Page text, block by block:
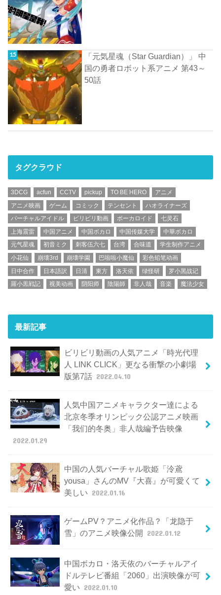
「元気星魂（Star Guardian）」 中
国の勇者ロボット系アニメ 第43～
50話
タグクラウド
3DCG acfun CCTV pickup TO BE HERO
アニメ
アニメ映画
ゲーム コミック テンセント
ハオライナーズ
バーチャルアイドル
ビリビリ動画 ボーカロイド
七灵石
上海震雷
中国アニメ 中国ボカロ 中国传媒大学
中華ボカロ
元气星魂
初音ミク 刺客伍六七 台湾 合味道
学生制作アニメ
小花仙
崩壊3rd 崩壊学園 巴啦啦小魔仙
彩色铅笔动画
日中合作
日本語訳 日清 東方 洛天依 绿怪研
罗小黑战记
羅小黒戦記
视美动画 阴阳师 陰陽師 非人哉 音楽 魔法少女
最新記事
ビリビリ動画の人気アニメ「時光代理
人 LINK CLICK」更なる衝撃の小劇場
版第7話 2022.04.10
人気中国アニメキャラクター達による
北京冬季オリンピック公認アニメ映画
「我们的冬奥」非人哉編予告映像
2022.01.29
中国の人気バーチャル歌姫「泠鳶
yousa」さんのMV『大喜』が可愛くて
美しい 2022.01.16
ゲームPV？アニメ化作品？「龙隐于
雪」のアニメ映像公開 2022.01.12
中国ボカロ・洛天依のバーチャルアイ
ドルテレビ番組「2060」出演映像が可
愛い 2022.01.10